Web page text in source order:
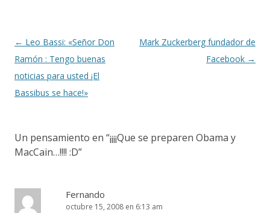
Navegación
de
entradas
← Leo Bassi: «Señor Don
Ramón : Tengo buenas
noticias para usted ¡El
Bassibus se hace!»
Mark Zuckerberg fundador de
Facebook →
Un pensamiento en “¡¡¡¡Que se preparen Obama y
MacCain…!!!! :D”
Fernando
octubre 15, 2008 en 6:13 am